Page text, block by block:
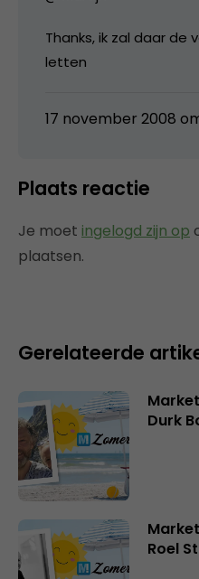
Thanks, ik zal daar de
letten
17 november 2008
Plaats reactie
Je moet ingelogd zijn op
plaatsen.
Gerelateerde
Durk
Roel